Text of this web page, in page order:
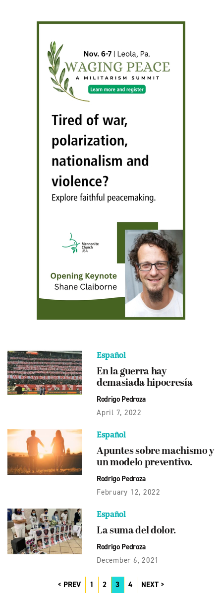
Español
En la guerra hay
demasiada hipocresía
Rodrigo Pedroza
April 7, 2022
Español
Apuntes sobre machismo y
un modelo preventivo.
Rodrigo Pedroza
February 12, 2022
Español
La suma del dolor.
Rodrigo Pedroza
December 6, 2021
PREV 1 2 3 4 NEXT